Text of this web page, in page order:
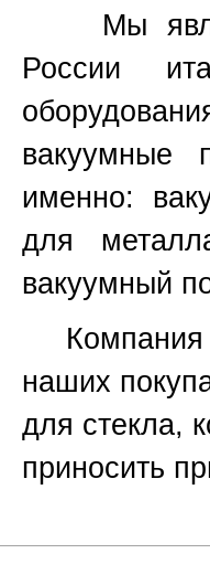
Мы
России
вакуумные
именно:
для
вакуумный
Компания
наших
для стекла,
приносить